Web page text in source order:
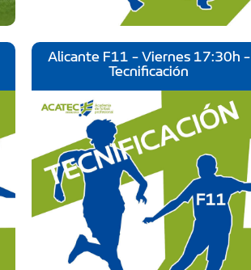
Alicante F11 - Viernes 17:30h -
Tecnificación